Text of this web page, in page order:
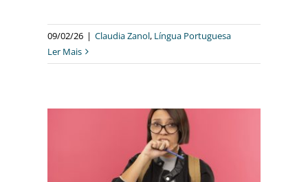
09/02/26 | Claudia Zanol, Língua Portuguesa
Ler Mais